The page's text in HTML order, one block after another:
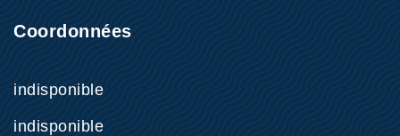
Coordonnées
indisponible
indisponible